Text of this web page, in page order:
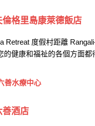
倫格里島康萊德飯店
Retreat 度假村距離
的健康和福祉的各個方面都
善酒店